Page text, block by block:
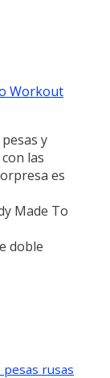
Workout
y
las
es
Made To
doble
rusas